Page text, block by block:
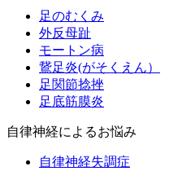
足のむくみ
外反母趾
モートン病
鵞足炎(がそくえん）
足関節捻挫
足底筋膜炎
自律神経によるお悩み
自律神経失調症